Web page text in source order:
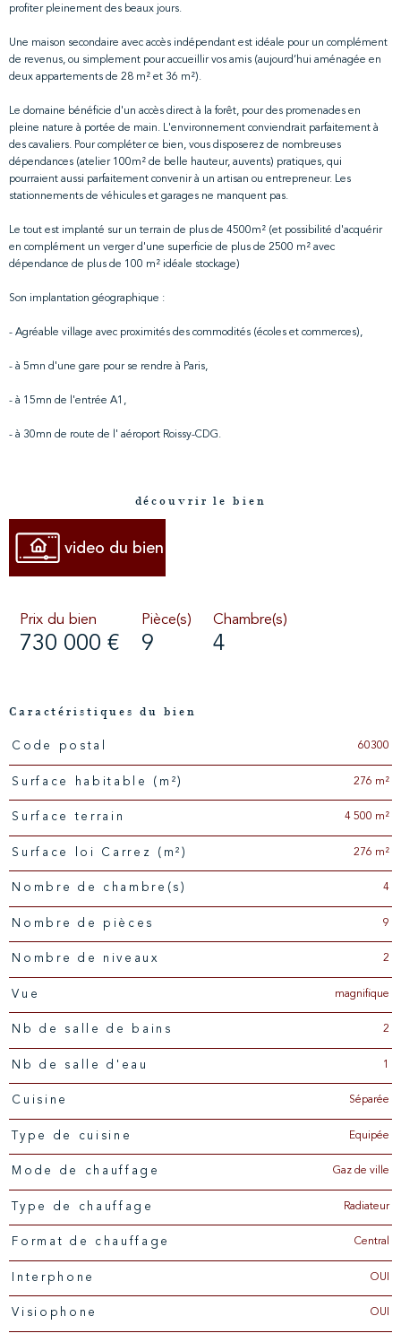
profiter pleinement des beaux jours.
Une maison secondaire avec accès indépendant est idéale pour un complément
de revenus, ou simplement pour accueillir vos amis (aujourd’hui aménagée en
deux appartements de 28 m² et 36 m²).
Le domaine bénéficie d'un accès direct à la forêt, pour des promenades en
pleine nature à portée de main. L'environnement conviendrait parfaitement à
des cavaliers. Pour compléter ce bien, vous disposerez de nombreuses
dépendances (atelier 100m² de belle hauteur, auvents) pratiques, qui
pourraient aussi parfaitement convenir à un artisan ou entrepreneur. Les
stationnements de véhicules et garages ne manquent pas.
Le tout est implanté sur un terrain de plus de 4500m² (et possibilité d'acquérir
en complément un verger d'une superficie de plus de 2500 m² avec
dépendance de plus de 100 m² idéale stockage)
Son implantation géographique :
- Agréable village avec proximités des commodités (écoles et commerces),
- à 5mn d'une gare pour se rendre à Paris,
- à 15mn de l'entrée A1,
- à 30mn de route de l' aéroport Roissy-CDG.
découvrir le bien
video du bien
Prix du bien
730 000 €
Pièce(s)
9
Chambre(s)
4
Caractéristiques du bien
Caractéristiques Valeurs
Code postal 60300
Surface habitable (m²) 276 m²
surface terrain 4 500 m²
Surface loi Carrez (m²) 276 m²
Nombre de chambre(s) 4
Nombre de pièces 9
Nombre de niveaux 2
Vue magnifique
Nb de salle de bains 2
Nb de salle d'eau 1
Cuisine Séparée
Type de cuisine Equipée
Mode de chauffage Gaz de ville
Type de chauffage Radiateur
Format de chauffage Central
Interphone OUI
Visiophone OUI